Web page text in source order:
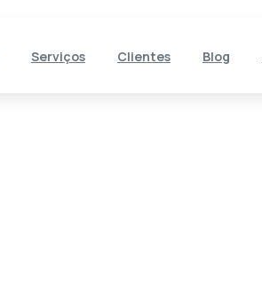
Serviços Clientes Blog